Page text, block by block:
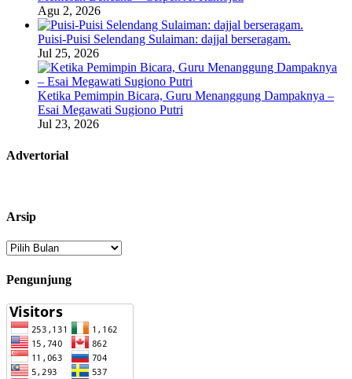
Agu 2, 2026
Puisi-Puisi Selendang Sulaiman: dajjal berseragam.
Jul 25, 2026
Ketika Pemimpin Bicara, Guru Menanggung Dampaknya –
Esai Megawati Sugiono Putri
Jul 23, 2026
Advertorial
Arsip
Arsip
Pengunjung